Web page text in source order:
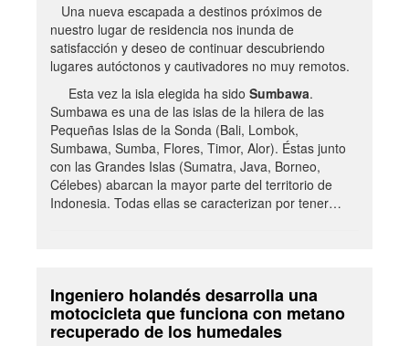
Una nueva escapada a destinos próximos de
nuestro lugar de residencia nos inunda de
satisfacción y deseo de continuar descubriendo
lugares autóctonos y cautivadores no muy remotos.
Esta vez la isla elegida ha sido Sumbawa.
Sumbawa es una de las islas de la hilera de las
Pequeñas Islas de la Sonda (Bali, Lombok,
Sumbawa, Sumba, Flores, Timor, Alor). Éstas junto
con las Grandes Islas (Sumatra, Java, Borneo,
Célebes) abarcan la mayor parte del territorio de
Indonesia. Todas ellas se caracterizan por tener…
Ingeniero holandés desarrolla una
motocicleta que funciona con metano
recuperado de los humedales